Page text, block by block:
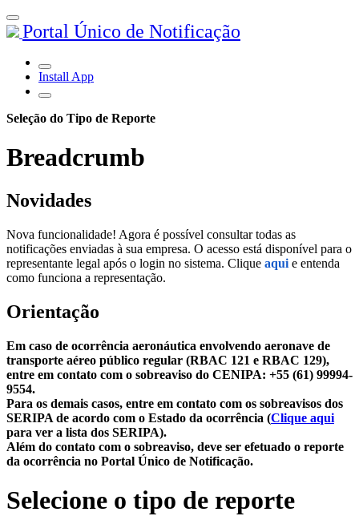
Portal Único de Notificação
Install App
Seleção do Tipo de Reporte
Breadcrumb
Novidades
Nova funcionalidade! Agora é possível consultar todas as
notificações enviadas à sua empresa. O acesso está disponível para o
representante legal após o login no sistema. Clique aqui e entenda
como funciona a representação.
Orientação
Em caso de ocorrência aeronáutica envolvendo aeronave de
transporte aéreo público regular (RBAC 121 e RBAC 129),
entre em contato com o sobreaviso do CENIPA: +55 (61) 99994-
9554.
Para os demais casos, entre em contato com os sobreavisos dos
SERIPA de acordo com o Estado da ocorrência (Clique aqui
para ver a lista dos SERIPA).
Além do contato com o sobreaviso, deve ser efetuado o reporte
da ocorrência no Portal Único de Notificação.
Selecione o tipo de reporte